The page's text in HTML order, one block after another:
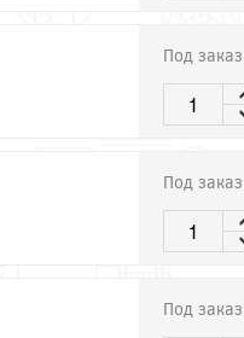
Под заказ
Под заказ
Под заказ